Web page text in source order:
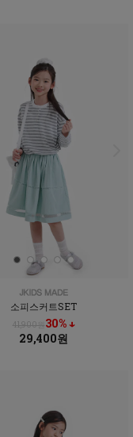
소피스커트SET
41,900원30% ↓
29,400원